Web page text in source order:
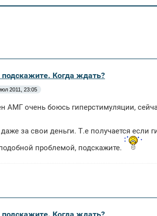
Когда ждать?
2011, 23:05
АМГ очень боюсь гиперстимуляции,
за свои деньги. Т.е получается если
проблемой, подскажите.